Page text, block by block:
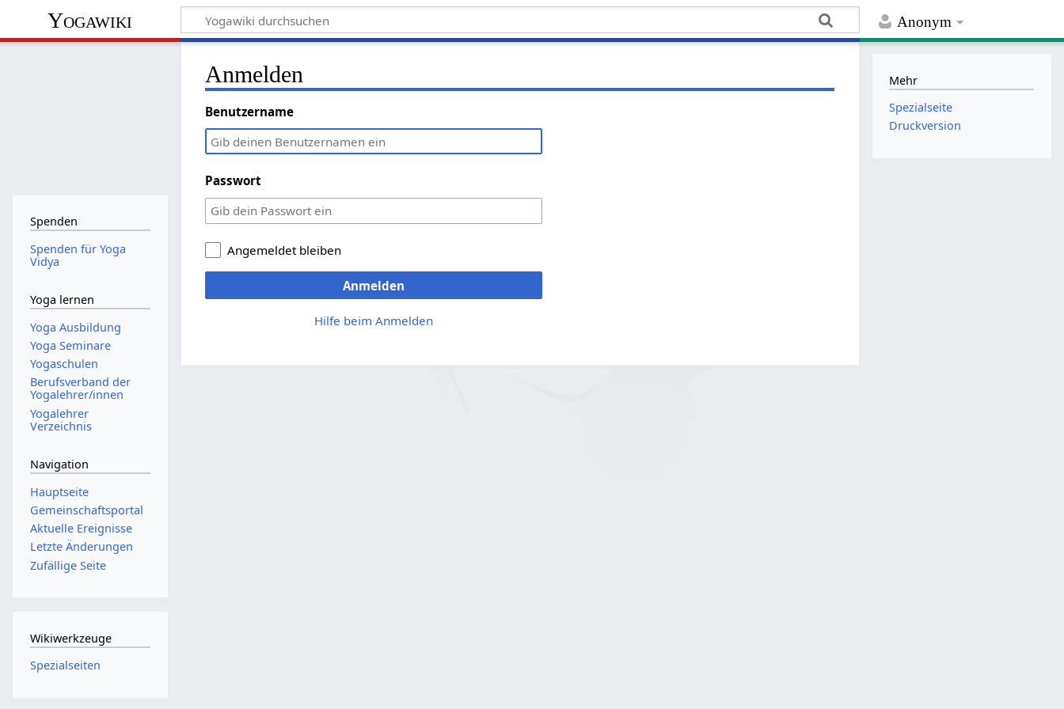
Anonym
Yogawiki
Anmelden
Benutzername
Passwort
Angemeldet bleiben
Anmelden
Hilfe beim Anmelden
Spenden
Spenden für Yoga
Vidya
Yoga lernen
Yoga Ausbildung
Yoga Seminare
Yogaschulen
Berufsverband der
Yogalehrer/innen
Yogalehrer
Verzeichnis
Navigation
Hauptseite
Gemeinschafts­portal
Aktuelle Ereignisse
Letzte Änderungen
Zufällige Seite
Wikiwerkzeuge
Spezialseiten
Mehr
Spezialseite
Druckversion